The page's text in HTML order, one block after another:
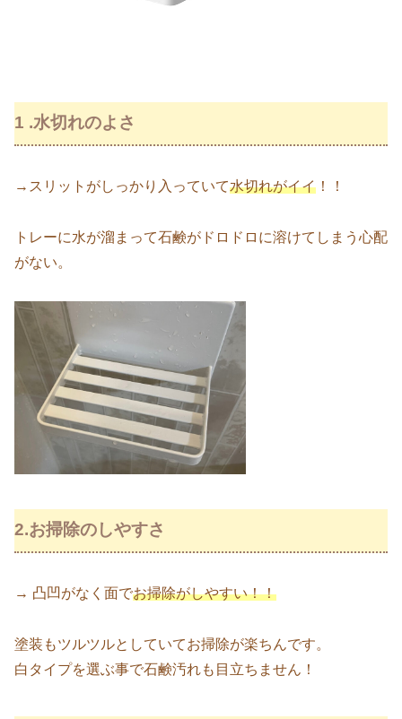
1 .水切れのよさ
→スリットがしっかり入っていて水切れがイイ ！！
トレーに水が溜まって石鹸がドロドロに溶けてしまう心配
がない。
2.お掃除のしやすさ
→ 凸凹がなく面でお掃除がしやすい！！
塗装もツルツルとしていてお掃除が楽ちんです。
白タイプを選ぶ事で石鹸汚れも目立ちません！